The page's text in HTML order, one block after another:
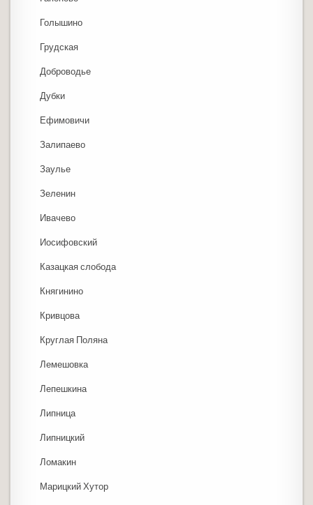
Голышино
Грудская
Доброводье
Дубки
Ефимовичи
Залипаево
Заулье
Зеленин
Ивачево
Иосифовский
Казацкая слобода
Княгинино
Кривцова
Круглая Поляна
Лемешовка
Лепешкина
Липница
Липницкий
Ломакин
Марицкий Хутор